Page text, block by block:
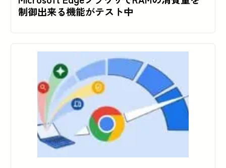
制御出来る機能がテスト中